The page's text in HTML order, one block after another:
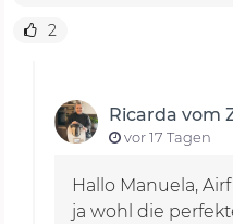
2
Ricarda vom
vor 17 Tagen
Hallo Manuela,
ja wohl die